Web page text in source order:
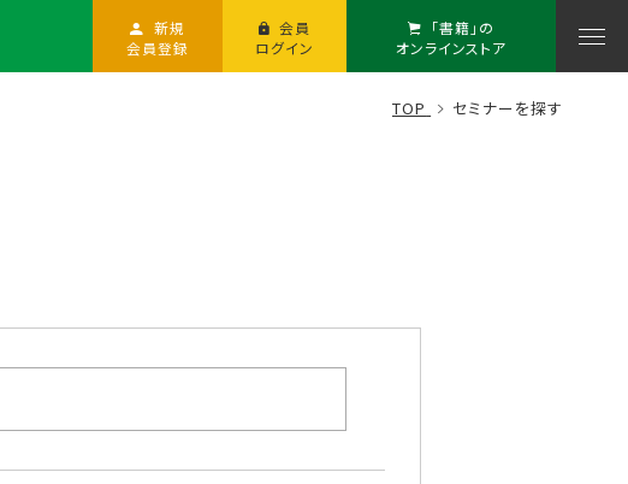
新規
会員登録
会員
ログイン
「書籍」の
オンラインストア
TOP セミナーを探す